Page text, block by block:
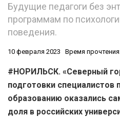
Будущие педагоги без
программам по
поведения.
10 февраля 2023 Время
#НОРИЛЬСК. «Северный
подготовки
образованию оказались
доля в российских